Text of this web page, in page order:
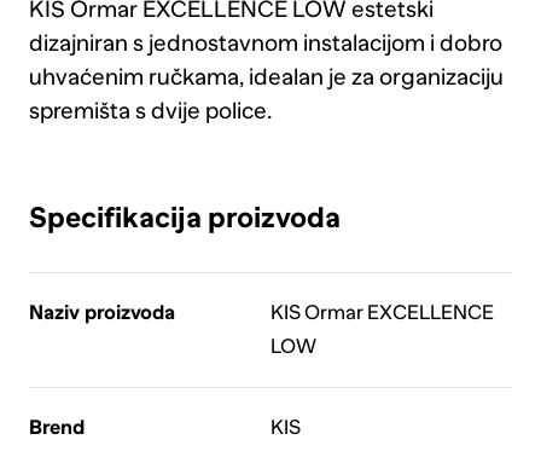
KIS Ormar EXCELLENCE LOW estetski
dizajniran s jednostavnom instalacijom i dobro
uhvaćenim ručkama, idealan je za organizaciju
spremišta s dvije police.
Specifikacija proizvoda
Naziv proizvoda
KIS Ormar EXCELLENCE
LOW
Brend KIS